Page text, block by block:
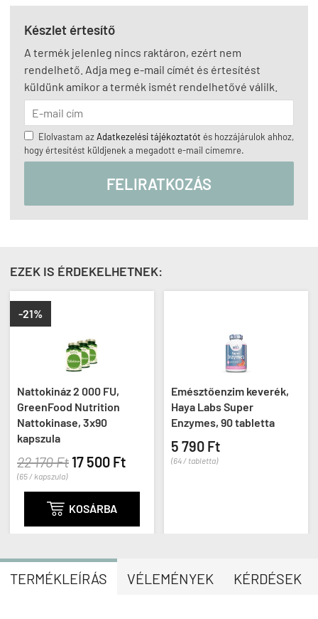
Készlet értesítő
A termék jelenleg nincs raktáron, ezért nem
rendelhető. Adja meg e-mail címét és értesítést
küldünk amikor a termék ismét rendelhetővé válilk.
Elolvastam azAdatkezelési tájékoztatót és hozzájárulok ahhoz,
hogy értesítést küldjenek a megadott e-mail címemre.
FELIRATKOZÁS
EZEK IS ÉRDEKELHETNEK:
-21%
Nattokináz 2 000 FU,
GreenFood Nutrition
Nattokinase, 3x90
kapszula
22 170 Ft 17 500 Ft
(65 / kapszula)
 KOSÁRBA
Emésztőenzim keverék,
Haya Labs Super
Enzymes, 90 tabletta
5 790 Ft
(64 / tabletta)
TERMÉKLEÍRÁS VÉLEMÉNYEK KÉRDÉSEK